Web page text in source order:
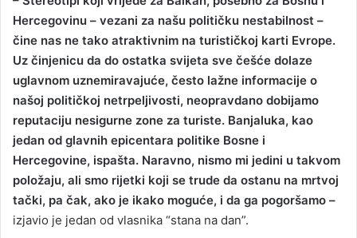
Hercegovinu – vezani za našu političku nestabilnost –
čine nas ne tako atraktivnim na turističkoj karti Evrope.
Uz činjenicu da do ostatka svijeta sve češće dolaze
uglavnom uznemiravajuće, često lažne informacije o
našoj političkoj netrpeljivosti, neopravdano dobijamo
reputaciju nesigurne zone za turiste. Banjaluka, kao
jedan od glavnih epicentara politike Bosne i
Hercegovine, ispašta. Naravno, nismo mi jedini u takvom
položaju, ali smo rijetki koji se trude da ostanu na mrtvoj
tački, pa čak, ako je ikako moguće, i da ga pogoršamo –
izjavio je jedan od vlasnika “stana na dan”.